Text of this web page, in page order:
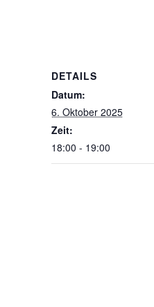
DETAILS
Datum:
6. Oktober 2025
Zeit:
18:00 - 19:00